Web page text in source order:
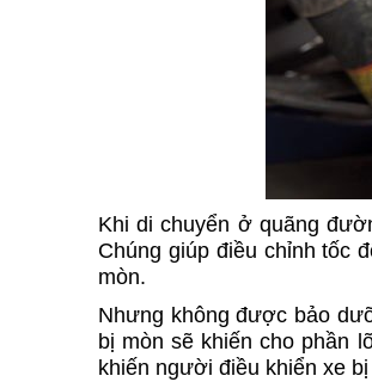
Khi di chuyển ở quãng
Chúng giúp điều chỉnh tốc
mòn.
Nhưng không được bảo
bị mòn sẽ khiến cho phần
khiến người điều khiển xe